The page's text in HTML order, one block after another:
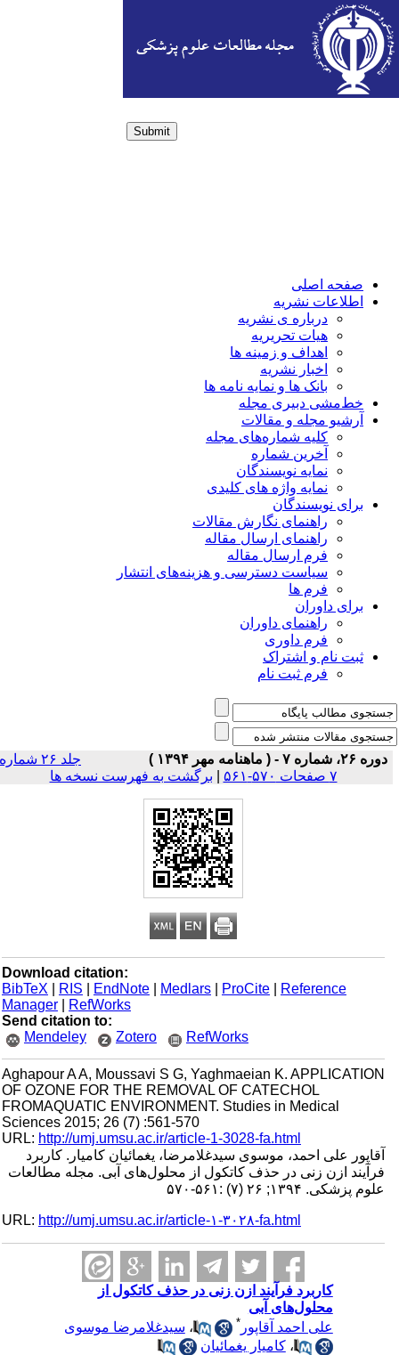
Submit
صفحه اصلی
اطلاعات نشریه
درباره ی نشریه
هیات تحریریه
اهداف و زمینه ها
اخبار نشریه
بانک ها و نمایه نامه ها
خط‌مشی دبیری مجله
آرشیو مجله و مقالات
کلیه شماره‌های مجله
آخرین شماره
نمایه نویسندگان
نمایه واژه های کلیدی
برای نویسندگان
راهنمای نگارش مقالات
راهنمای ارسال مقاله
فرم ارسال مقاله
سیاست دسترسی و هزینه‌های انتشار
فرم ها
برای داوران
راهنمای داوران
فرم داوری
ثبت نام و اشتراک
فرم ثبت نام
دوره ۲۶، شماره ۷ - ( ماهنامه مهر ۱۳۹۴ )
جلد ۲۶ شماره
| برگشت به فهرست نسخه ها
Download citation:
BibTeX
| RIS |EndNote |Medlars |ProCite |Reference
Manager
|RefWorks
Send citation to:
Mendeley
Zotero RefWorks
Aghapour A A, Moussavi S G, Yaghmaeian K. APPLICATION
OF OZONE FOR THE REMOVAL OF CATECHOL
FROMAQUATIC ENVIRONMENT. Studies in Medical
Sciences 2015; 26 (7) :561-570
URL:http://umj.umsu.ac.ir/article-1-3028-fa.html
آقاپور علی احمد، موسوی سیدغلامرضا، یغمائیان کامیار. کاربرد
فرآیند ازن زنی در حذف کاتکول از محلول‌های آبی. مجله مطالعات
علوم پزشکی. ۱۳۹۴; ۲۶ (۷) :۵۶۱-۵۷۰
URL:http://umj.umsu.ac.ir/article-۱-۳۰۲۸-fa.html
کاربرد فرآیند ازن زنی در حذف کاتکول از
محلول‌های آبی
علی احمد آقاپور
،سیدغلامرضا موسوی
،کامیار یغمائیان